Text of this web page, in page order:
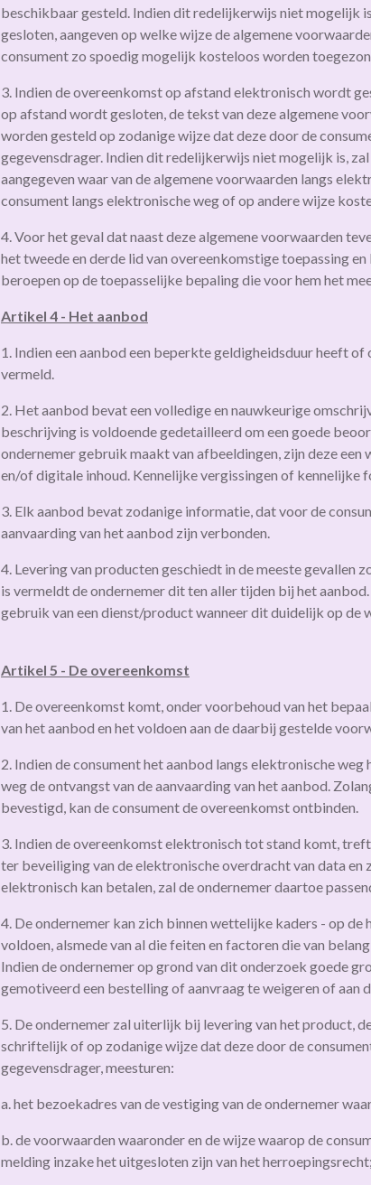
beschikbaar gesteld. Indien dit redelijkerwijs niet mogelijk
gesloten, aangeven op welke wijze de algemene
consument zo spoedig mogelijk kosteloos worden
3. Indien de overeenkomst op afstand elektronisch wordt
op afstand wordt gesloten, de tekst van deze algemene
worden gesteld op zodanige wijze dat deze door de
gegevensdrager. Indien dit redelijkerwijs niet mogelijk is,
aangegeven waar van de algemene voorwaarden langs
consument langs elektronische weg of op andere wijze
4. Voor het geval dat naast deze algemene voorwaarden
het tweede en derde lid van overeenkomstige toepassing
beroepen op de toepasselijke bepaling die voor hem het
Artikel 4 - Het aanbod
1. Indien een aanbod een beperkte geldigheidsduur heeft
vermeld.
2. Het aanbod bevat een volledige en nauwkeurige
beschrijving is voldoende gedetailleerd om een goede
ondernemer gebruik maakt van afbeeldingen, zijn deze
en/of digitale inhoud. Kennelijke vergissingen of kennelijke
3. Elk aanbod bevat zodanige informatie, dat voor de
aanvaarding van het aanbod zijn verbonden.
4. Levering van producten geschiedt in de meeste
is vermeldt de ondernemer dit ten aller tijden bij het
gebruik van een dienst/product wanneer dit duidelijk op de
Artikel 5 - De overeenkomst
1. De overeenkomst komt, onder voorbehoud van het
van het aanbod en het voldoen aan de daarbij gestelde
2. Indien de consument het aanbod langs elektronische
weg de ontvangst van de aanvaarding van het aanbod.
bevestigd, kan de consument de overeenkomst ontbinden.
3. Indien de overeenkomst elektronisch tot stand komt,
ter beveiliging van de elektronische overdracht van data
elektronisch kan betalen, zal de ondernemer daartoe
4. De ondernemer kan zich binnen wettelijke kaders - op
voldoen, alsmede van al die feiten en factoren die van
Indien de ondernemer op grond van dit onderzoek goede
gemotiveerd een bestelling of aanvraag te weigeren of
5. De ondernemer zal uiterlijk bij levering van het product,
schriftelijk of op zodanige wijze dat deze door de
gegevensdrager, meesturen:
a. het bezoekadres van de vestiging van de ondernemer
b. de voorwaarden waaronder en de wijze waarop de
melding inzake het uitgesloten zijn van het herroepingsrecht;